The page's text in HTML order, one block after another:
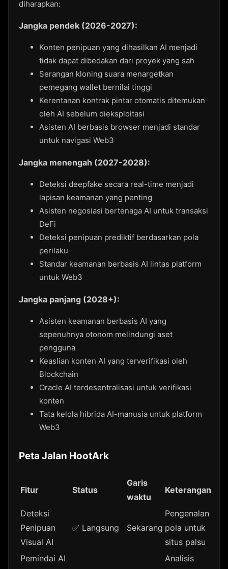
diharapkan:
Jangka pendek (2026-2027):
Konten penipuan yang dihasilkan AI menjadi
tidak dapat dibedakan dari proyek yang sah
Serangan kloning suara menargetkan
pemegang wallet bernilai tinggi
Kerentanan kontrak pintar otomatis ditemukan
oleh AI sebelum dieksploitasi
Asisten AI berbasis browser menjadi standar
untuk navigasi Web3
Jangka menengah (2027-2028):
Deteksi deepfake secara real-time menjadi
lapisan keamanan yang penting
Asisten negosiasi bertenaga AI untuk transaksi
DeFi
Deteksi penipuan prediktif berdasarkan pola
perilaku
Standar keamanan berbasis AI lintas platform
untuk Web3
Jangka panjang (2028+):
Asisten keamanan berbasis AI yang
sepenuhnya otonom melindungi aset
pengguna
Keaslian konten AI yang terverifikasi oleh
Blockchain
Oracle AI terdesentralisasi untuk verifikasi
konten
Tata kelola hibrida AI-manusia untuk platform
Web3
Peta Jalan HootArk
Fitur Status
Garis
waktu
Keterangan
Deteksi
Penipuan
Visual AI
✅ Langsung Sekarang
Pengenalan
pola untuk
situs palsu
Pemindai AI
Analisis